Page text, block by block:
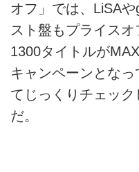
オフ」では、LiSA
スト盤もプライスオ
1300タイトルが
キャンペーンとな
てじっくりチェッ
だ。